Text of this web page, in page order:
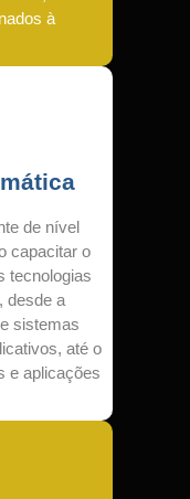
à
de nível
capacitar o
tecnologias
desde a
sistemas
até o
e aplicações